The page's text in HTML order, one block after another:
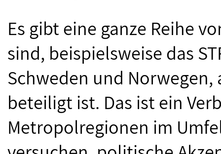
Es gibt eine ganze Reihe
sind, beispielsweise das
Schweden und
beteiligt ist. Das ist ein
Metropolregionen im